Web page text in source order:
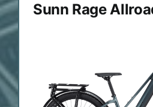
Sunn Rage